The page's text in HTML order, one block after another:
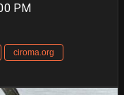
PM
ciroma.org